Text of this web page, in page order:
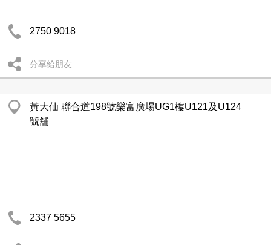
2750 9018
分享給朋友
黃大仙 聯合道198號樂富廣場UG1樓U121及U124
號舖
2337 5655